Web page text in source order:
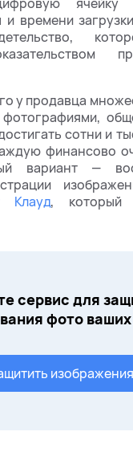
и времени
у продавца
сотни и
финансово
вариант —
Клауд, который
сервис для
фото
изображения